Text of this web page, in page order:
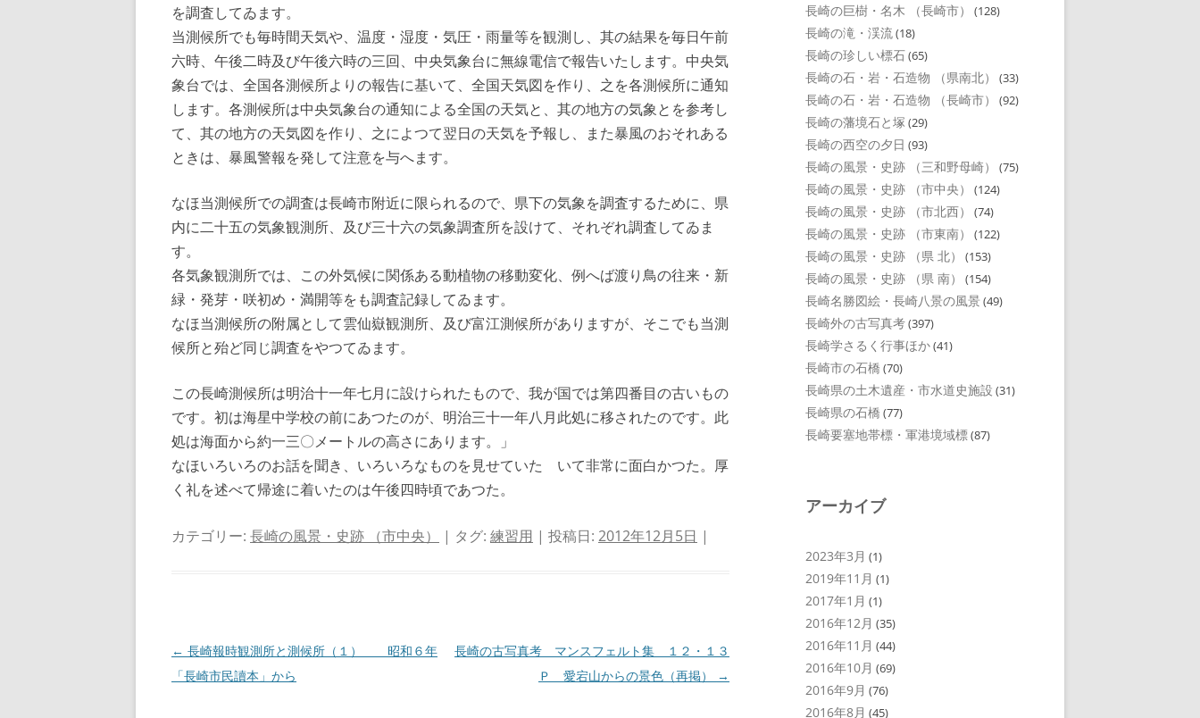
を調査してゐます。
当測候所でも毎時間天気や、温度・湿度・気圧・雨量等を観測し、其の結果を毎日午前
六時、午後二時及び午後六時の三回、中央気象台に無線電信で報告いたします。中央気
象台では、全国各測候所よりの報告に基いて、全国天気図を作り、之を各測候所に通知
します。各測候所は中央気象台の通知による全国の天気と、其の地方の気象とを参考し
て、其の地方の天気図を作り、之によつて翌日の天気を予報し、また暴風のおそれある
ときは、暴風警報を発して注意を与へます。
なほ当測候所での調査は長崎市附近に限られるので、県下の気象を調査するために、県
内に二十五の気象観測所、及び三十六の気象調査所を設けて、それぞれ調査してゐま
す。
各気象観測所では、この外気候に関係ある動植物の移動変化、例へば渡り鳥の往来・新
緑・発芽・咲初め・満開等をも調査記録してゐます。
なほ当測候所の附属として雲仙嶽観測所、及び富江測候所がありますが、そこでも当測
候所と殆ど同じ調査をやつてゐます。
この長崎測候所は明治十一年七月に設けられたもので、我が国では第四番目の古いもの
です。初は海星中学校の前にあつたのが、明治三十一年八月此処に移されたのです。此
処は海面から約一三〇メートルの高さにあります。」
なほいろいろのお話を聞き、いろいろなものを見せていたゞいて非常に面白かつた。厚
く礼を述べて帰途に着いたのは午後四時頃であつた。
カテゴリー: 長崎の風景・史跡 （市中央） | タグ: 練習用 | 投稿日: 2012年12月5日 |
投
稿
← 長崎報時観測所と測候所（１） 昭和６年
「長崎市民讀本」から
長崎の古写真考 マンスフェルト集 １２・１３
Ｐ 愛宕山からの景色（再掲）
→
長崎の巨樹・名木 （長崎市） (128)
長崎の滝・渓流(18)
長崎の珍しい標石(65)
長崎の石・岩・石造物 （県南北） (33)
長崎の石・岩・石造物 （長崎市） (92)
長崎の藩境石と塚 (29)
長崎の西空の夕日 (93)
長崎の風景・史跡 （三和野母崎） (75)
長崎の風景・史跡 （市中央） (124)
長崎の風景・史跡 （市北西） (74)
長崎の風景・史跡 （市東南） (122)
長崎の風景・史跡 （県 北） (153)
長崎の風景・史跡 （県 南） (154)
長崎名勝図絵・長崎八景の風景 (49)
長崎外の古写真考(397)
長崎学さるく行事ほか(41)
長崎市の石橋 (70)
長崎県の土木遺産・市水道史施設 (31)
長崎県の石橋 (77)
長崎要塞地帯標・軍港境域標(87)
アーカイブ
2023年3月 (1)
2019年11月 (1)
2017年1月 (1)
2016年12月 (35)
2016年11月 (44)
2016年10月 (69)
2016年9月 (76)
2016年8月 (45)